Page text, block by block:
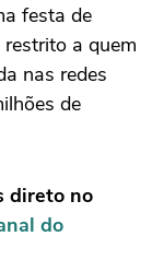
festa de
a quem
nas redes
de
direto no
do